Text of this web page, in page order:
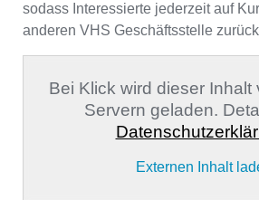
sodass Interessierte jederzeit auf
anderen VHS Geschäftsstelle
Bei Klick wird dieser Inhalt
Servern geladen.
Externen Inhalt